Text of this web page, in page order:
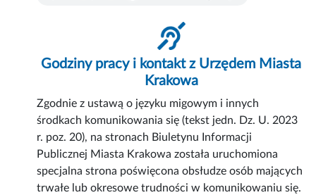
Godziny pracy i kontakt z Urzędem Miasta
Krakowa
Zgodnie z ustawą o języku migowym i innych
środkach komunikowania się (tekst jedn. Dz. U. 2023
r. poz. 20), na stronach Biuletynu Informacji
Publicznej Miasta Krakowa została uruchomiona
specjalna strona poświęcona obsłudze osób mających
trwałe lub okresowe trudności w komunikowaniu się.